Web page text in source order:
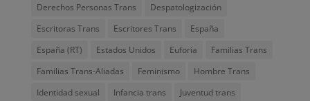
Derechos Personas Trans
Despatologización
Escritoras Trans
Escritores Trans
España
España (RT)
Estados Unidos Euforia
Familias Trans
Familias Trans-Aliadas
Feminismo
Hombre Trans
Identidad sexual
Infancia trans
Juventud trans